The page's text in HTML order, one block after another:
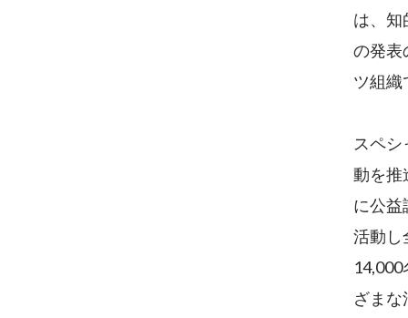
は、知
の発表
ツ組織
スペ
動を推
に公益
活動し
ざまな